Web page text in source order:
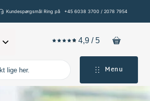
Kundespørgsmål Ring på +45 6038 3700 / 2078 7954
4,9 /5
Menu